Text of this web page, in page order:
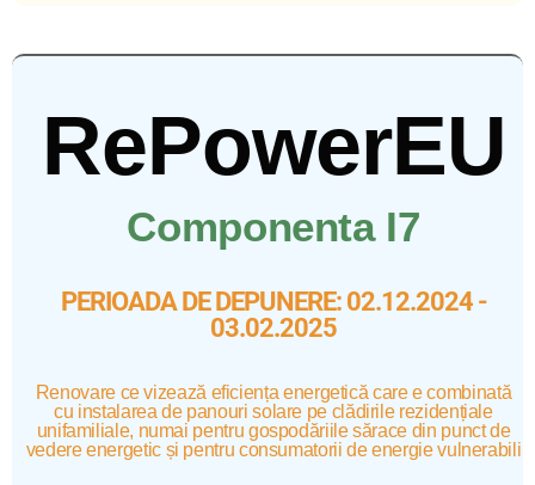
RePowerEU
Componenta I7
PERIOADA DE DEPUNERE: 02.12.2024 -
03.02.2025
Renovare ce vizează eficiența energetică care e combinată
cu instalarea de panouri solare pe clădirile rezidențiale
unifamiliale, numai pentru gospodăriile sărace din punct de
vedere energetic și pentru consumatorii de energie vulnerabili